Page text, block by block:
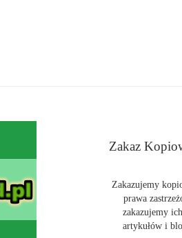
Zakaz
Zakazujemy
prawa
zakazujemy
artykułów i